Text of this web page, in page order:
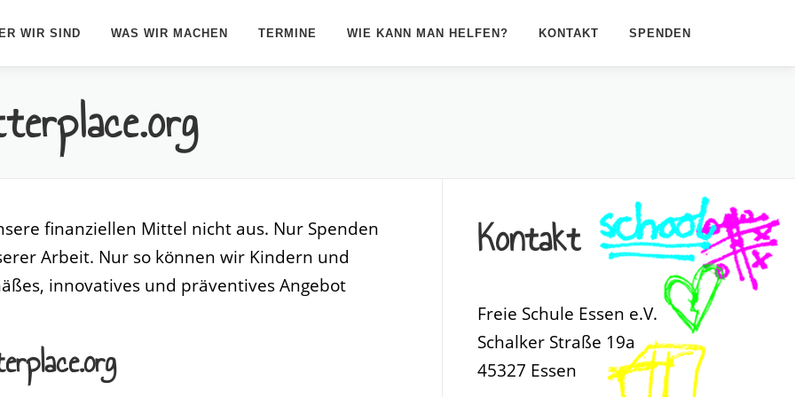
WIR SIND WAS WIR MACHEN TERMINE WIE KANN MAN HELFEN? KONTAKT SPENDEN
finanziellen Mittel nicht aus. Nur Spenden
Arbeit. Nur so können wir Kindern und
innovatives und präventives Angebot
Kontakt
Freie Schule Essen e.V.
Schalker Straße 19a
45327 Essen